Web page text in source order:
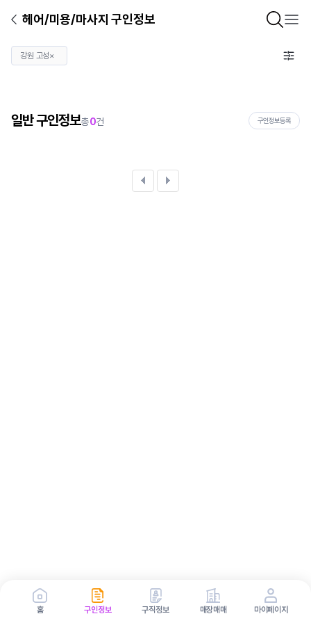
헤어/미용/마사지 구인정보
강원 고성×
일반 구인정보총0건 구인정보등록
홈 구인정보 구직정보 매장매매 마이페이지